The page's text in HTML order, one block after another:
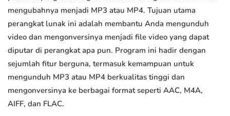
mengubahnya menjadi MP3 atau MP4. Tujuan utama
perangkat lunak ini adalah membantu Anda mengunduh
video dan mengonversinya menjadi file video yang dapat
diputar di perangkat apa pun. Program ini hadir dengan
sejumlah fitur berguna, termasuk kemampuan untuk
mengunduh MP3 atau MP4 berkualitas tinggi dan
mengonversinya ke berbagai format seperti AAC, M4A,
AIFF, dan FLAC.